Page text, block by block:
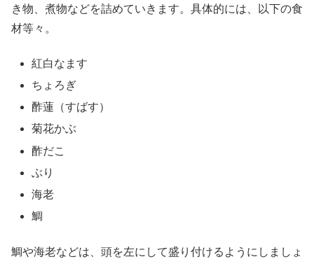
き物、煮物などを詰めていきます。具体的には、以下の食
材等々。
紅白なます
ちょろぎ
酢蓮（すばす）
菊花かぶ
酢だこ
ぶり
海老
鯛
鯛や海老などは、頭を左にして盛り付けるようにしましょ